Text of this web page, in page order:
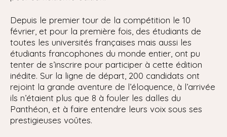
Depuis le premier tour de la compétition le 10
février, et pour la première fois, des étudiants de
toutes les universités françaises mais aussi les
étudiants francophones du monde entier, ont pu
tenter de s’inscrire pour participer à cette édition
inédite. Sur la ligne de départ, 200 candidats ont
rejoint la grande aventure de l’éloquence, à l’arrivée
ils n’étaient plus que 8 à fouler les dalles du
Panthéon, et à faire entendre leurs voix sous ses
prestigieuses voûtes.